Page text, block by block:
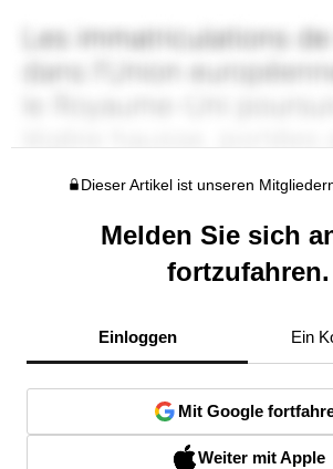
Dieser Artikel ist unseren
Melden Sie sich
fortzufahren.
Einloggen Ein
Mit Google
Weiter mit Apple